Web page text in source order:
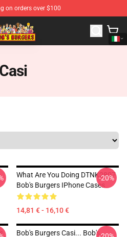
on orders over $100
Bob's Burgers Merchandise
What Are You Doing DTNK2807
Bob's Burgers IPhone Cases
14,81 € - 16,10 €
-20%
Bob's Burgers Casi... Bob's